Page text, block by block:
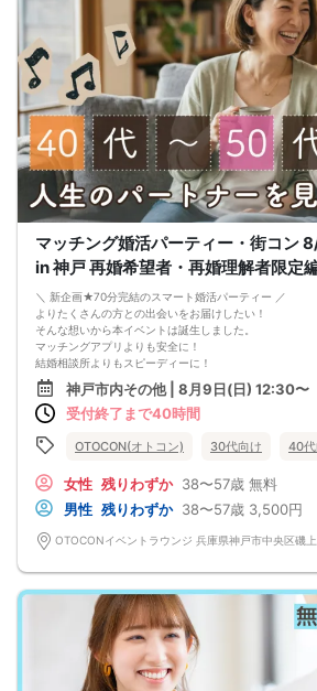
マッチング婚活パーティー・街コン
in 神戸 再婚希望者・再婚理解者限定
＼ 新企画★70分完結のスマート婚活パーティー ／
よりたくさんの方との出会いをお届けしたい！
そんな想いから本イベントは誕生しました。
マッチングアプリよりも安全に！
結婚相談所よりもスピーディーに！
さらに、今までのパーティーよりもリーズナブルに！
この機会にぜひ、ご参加くださいませ♪
・受付
↓
・プロフィールカード記入
婚活に特化した、OTOCON（オトコン）オリジナルの内
・婚活パーティー開始
・1対1の自己紹介タイム(約6～12分)
プロフィールカードを使用してお話ください。
気になる方にはアプローチカードを利用して連絡先を渡
※トークタイムは1回のみです。
・第一印象カード回収・返却
※お話しやすかった方のチェックはトークタイム中にお願
神戸市内その他 | 8月9日(日) 12:30〜
受付終了まで40時間
OTOCON(オトコン) 30代向け 40代
女性 残りわずか 38〜57歳 無料
男性 残りわずか 38〜57歳 3,500円
OTOCONイベントラウンジ 兵庫県神戸市中央区磯